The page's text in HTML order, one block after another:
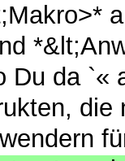
Du da `«
die